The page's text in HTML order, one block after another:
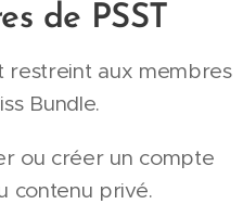
de PSST
restreint aux membres
Bundle.
ou créer un compte
contenu privé.